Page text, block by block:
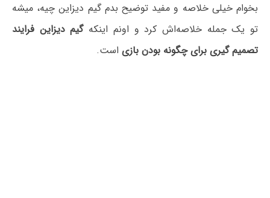
بخوام خیلی خلاصه و مفید توضیح بدم گیم دیزاین چیه، میشه
تو یک جمله خلاصه‌اش کرد و اونم اینکهگیم دیزاین فرایند
تصمیم گیری برای چگونه بودن بازی است.